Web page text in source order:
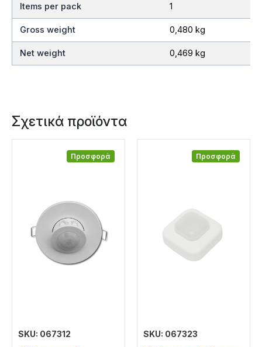
Items per pack 1
Gross weight 0,480 kg
Net weight 0,469 kg
Σχετικά προϊόντα
Προσφορά
SKU: 067312
Προσφορά
SKU: 067323